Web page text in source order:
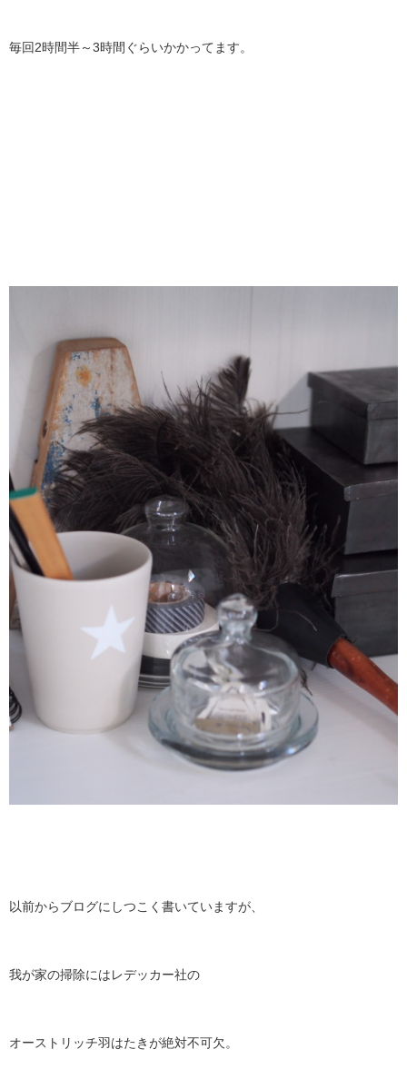
毎回2時間半～3時間ぐらいかかってます。
以前からブログにしつこく書いていますが、
我が家の掃除にはレデッカー社の
オーストリッチ羽はたきが絶対不可欠。